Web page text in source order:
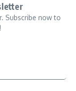
Subscribe now to